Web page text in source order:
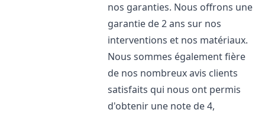
nos garanties. Nous offrons une
garantie de 2 ans sur nos
interventions et nos matériaux.
Nous sommes également fière
de nos nombreux avis clients
satisfaits qui nous ont permis
d'obtenir une note de 4,